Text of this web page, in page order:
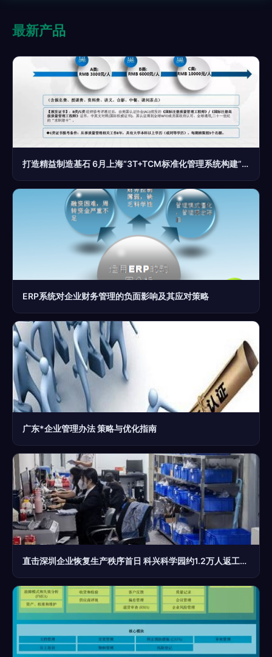
最新产品
打造精益制造基石 6月上海“3T+TCM标准化管理系统构建”高级研修班火热报名中
ERP系统对企业财务管理的负面影响及其应对策略
广东*企业管理办法 策略与优化指南
直击深圳企业恢复生产秩序首日 科兴科学园约1.2万人返工，企业管理策略显成效